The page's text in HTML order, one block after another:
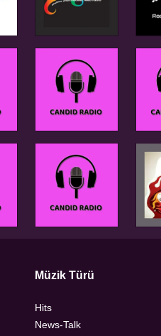
Müzik Türü
Hits
News-Talk